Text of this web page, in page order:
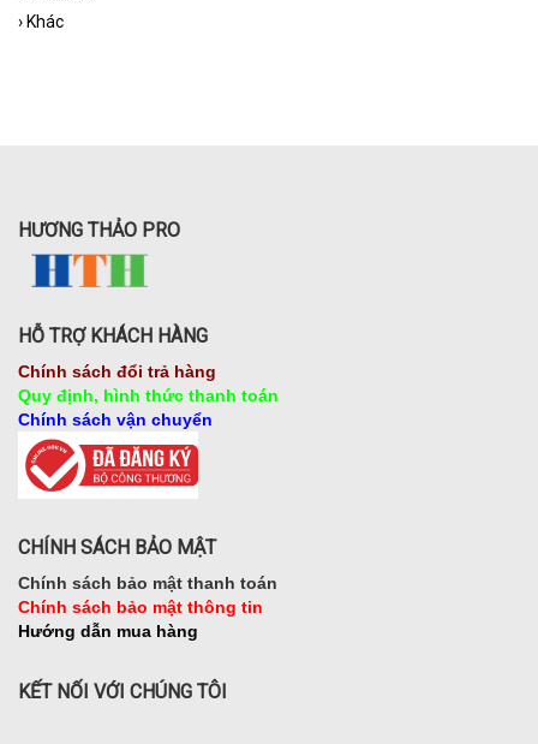
› Khác
HƯƠNG THẢO PRO
HỖ TRỢ KHÁCH HÀNG
Chính sách đổi trả hàng
Quy định, hình thức thanh toán
Chính sách vận chuyển
CHÍNH SÁCH BẢO MẬT
Chính sách bảo mật thanh toán
Chính sách bảo mật thông tin
Hướng dẫn mua hàng
KẾT NỐI VỚI CHÚNG TÔI